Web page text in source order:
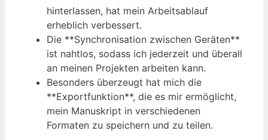
hinterlassen, hat mein Arbeitsablauf
erheblich verbessert.
Die **Synchronisation zwischen Geräten**
ist nahtlos, sodass ich jederzeit und überall
an meinen Projekten arbeiten kann.
Besonders überzeugt hat mich die
**Exportfunktion**, die es mir ermöglicht,
mein Manuskript in verschiedenen
Formaten zu speichern und zu teilen.